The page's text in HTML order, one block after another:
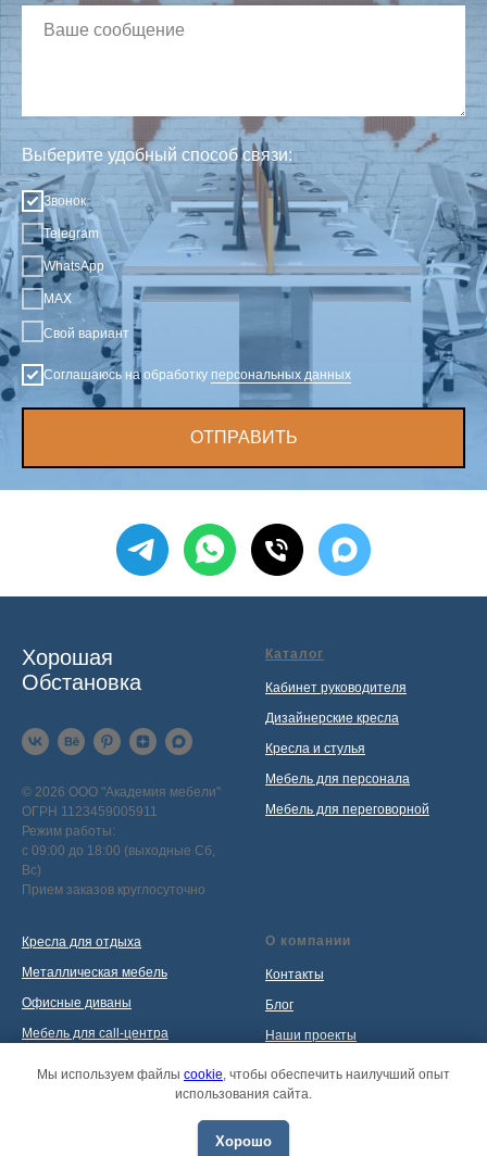
Выберите удобный способ связи:
Звонок
Telegram
WhatsApp
MAX
Свой вариант
Соглашаюсь на обработку персональных данных
ОТПРАВИТЬ
Мы используем файлы cookie, чтобы обеспечить наилучший опыт
использования сайта.
Хорошо
Хорошая
Обстановка
© 2026 ООО "Академия мебели"
ОГРН 1123459005911
Режим работы:
с 09:00 до 18:00 (выходные Сб,
Вс)
Прием заказов круглосуточно
Каталог
Кабинет руководителя
Дизайнерские кресла
Кресла и стулья
Мебель для персонала
Мебель для переговорной
Кресла для отдыха
Металлическая мебель
Офисные диваны
Мебель для call-центра
О компании
Контакты
Блог
Наши проекты
Политика обработки
персональных данных